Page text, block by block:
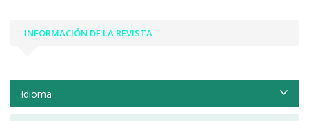
INFORMACIÓN DE LA REVISTA
Idioma